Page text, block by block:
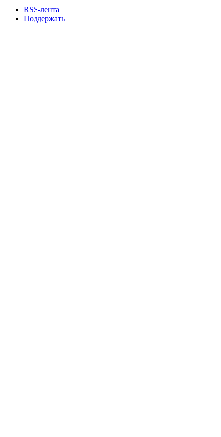
RSS-лента
Поддержать